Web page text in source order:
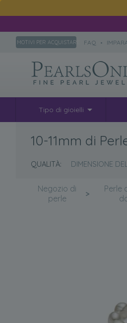
MOTIVI PER ACQUISTARE FAQ •
Tipo di gioielli
10-11mm di
QUALITÀ: DIMENSIONE
Negozio di
perle
>
Perle